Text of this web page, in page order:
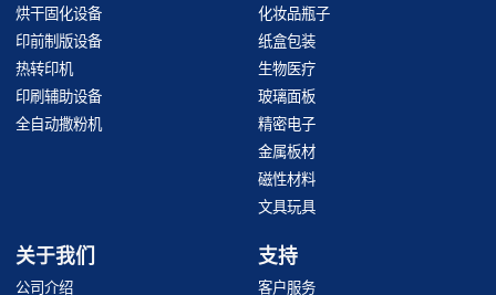
烘干固化设备
印前制版设备
热转印机
印刷辅助设备
全自动撒粉机
化妆品瓶子
纸盒包装
生物医疗
玻璃面板
精密电子
金属板材
磁性材料
文具玩具
关于我们
公司介绍
支持
客户服务